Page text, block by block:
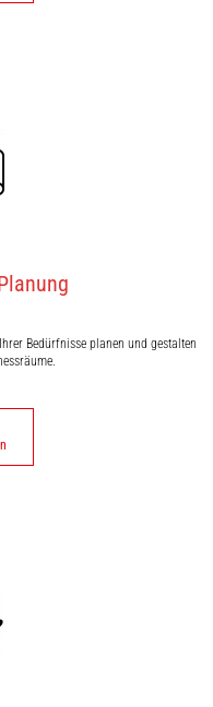
Bedürfnisse planen und gestalten